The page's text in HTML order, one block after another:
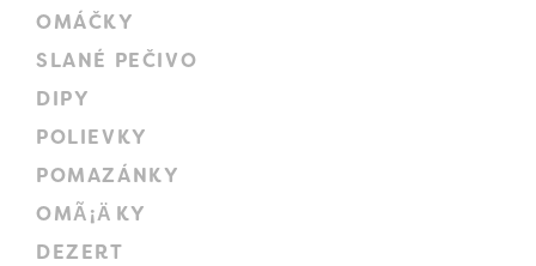
OMÁČKY
SLANÉ PEČIVO
DIPY
POLIEVKY
POMAZÁNKY
OMÃ¡ÄKY
DEZERT